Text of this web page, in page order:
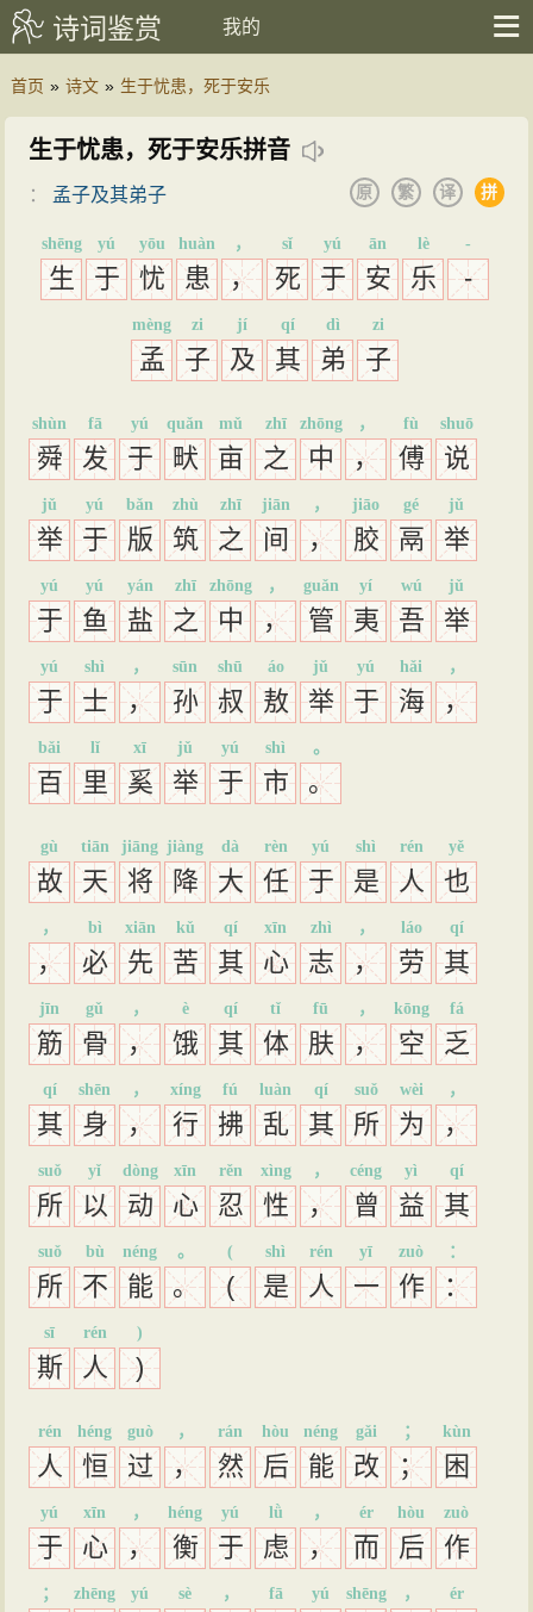
诗词鉴赏 我的
首页 » 诗文 » 生于忧患，死于安乐
生于忧患，死于安乐拼音
： 孟子及其弟子 拼
译
繁
原
生
shēng
于
yú
忧
yōu
患
huàn
，
，
死
sǐ
于
yú
安
ān
乐
lè
-
-
孟
mèng
子
zi
及
jí
其
qí
弟
dì
子
zi
舜
shùn
发
fā
于
yú
畎
quǎn
亩
mǔ
之
zhī
中
zhōng
，
，
傅
fù
说
shuō
举
jǔ
于
yú
版
bǎn
筑
zhù
之
zhī
间
jiān
，
，
胶
jiāo
鬲
gé
举
jǔ
于
yú
鱼
yú
盐
yán
之
zhī
中
zhōng
，
，
管
guǎn
夷
yí
吾
wú
举
jǔ
于
yú
士
shì
，
，
孙
sūn
叔
shū
敖
áo
举
jǔ
于
yú
海
hǎi
，
，
百
bǎi
里
lǐ
奚
xī
举
jǔ
于
yú
市
shì
。
。
故
gù
天
tiān
将
jiāng
降
jiàng
大
dà
任
rèn
于
yú
是
shì
人
rén
也
yě
，
，
必
bì
先
xiān
苦
kǔ
其
qí
心
xīn
志
zhì
，
，
劳
láo
其
qí
筋
jīn
骨
gǔ
，
，
饿
è
其
qí
体
tǐ
肤
fū
，
，
空
kōng
乏
fá
其
qí
身
shēn
，
，
行
xíng
拂
fú
乱
luàn
其
qí
所
suǒ
为
wèi
，
，
所
suǒ
以
yǐ
动
dòng
心
xīn
忍
rěn
性
xìng
，
，
曾
céng
益
yì
其
qí
所
suǒ
不
bù
能
néng
。
。
(
(
是
shì
人
rén
一
yī
作
zuò
：
：
斯
sī
人
rén
)
)
人
rén
恒
héng
过
guò
，
，
然
rán
后
hòu
能
néng
改
gǎi
；
；
困
kùn
于
yú
心
xīn
，
，
衡
héng
于
yú
虑
lǜ
，
，
而
ér
后
hòu
作
zuò
； zhēng yú sè ， fā yú shēng ， ér